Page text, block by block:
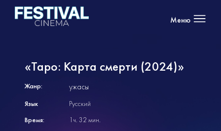
Меню
«Таро: Карта смерти (2024)»
Жанр: ужасы
Язык
Русский
Время:
1ч. 32 мин.